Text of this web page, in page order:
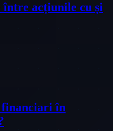
între acțiunile cu și
în